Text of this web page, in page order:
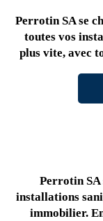
Perrotin SA se
toutes vos
plus vite, avec
Perrotin SA
installations
immobilier.